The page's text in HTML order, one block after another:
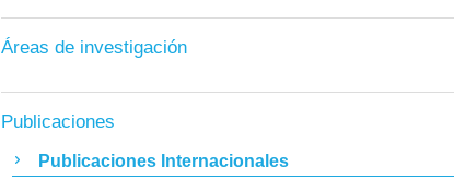
Áreas de investigación
Publicaciones
Publicaciones Internacionales